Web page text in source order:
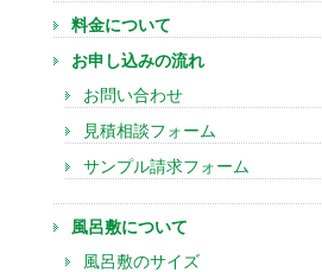
料金について
お申し込みの流れ
お問い合わせ
見積相談フォーム
サンプル請求フォーム
風呂敷について
風呂敷のサイズ